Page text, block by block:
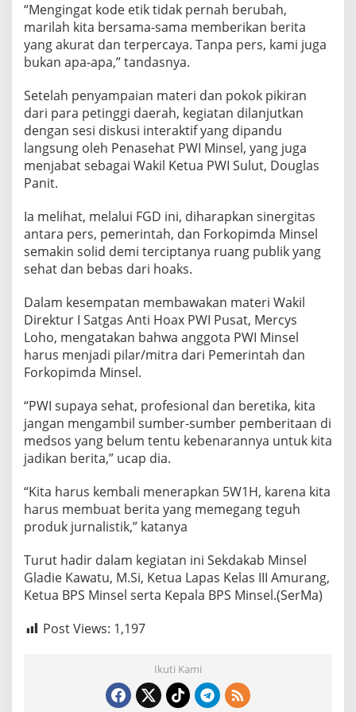
“Mengingat kode etik tidak pernah berubah,
marilah kita bersama-sama memberikan berita
yang akurat dan terpercaya. Tanpa pers, kami juga
bukan apa-apa,” tandasnya.
Setelah penyampaian materi dan pokok pikiran
dari para petinggi daerah, kegiatan dilanjutkan
dengan sesi diskusi interaktif yang dipandu
langsung oleh Penasehat PWI Minsel, yang juga
menjabat sebagai Wakil Ketua PWI Sulut, Douglas
Panit.
Ia melihat, melalui FGD ini, diharapkan sinergitas
antara pers, pemerintah, dan Forkopimda Minsel
semakin solid demi terciptanya ruang publik yang
sehat dan bebas dari hoaks.
Dalam kesempatan membawakan materi Wakil
Direktur I Satgas Anti Hoax PWI Pusat, Mercys
Loho, mengatakan bahwa anggota PWI Minsel
harus menjadi pilar/mitra dari Pemerintah dan
Forkopimda Minsel.
“PWI supaya sehat, profesional dan beretika, kita
jangan mengambil sumber-sumber pemberitaan di
medsos yang belum tentu kebenarannya untuk kita
jadikan berita,” ucap dia.
“Kita harus kembali menerapkan 5W1H, karena kita
harus membuat berita yang memegang teguh
produk jurnalistik,” katanya
Turut hadir dalam kegiatan ini Sekdakab Minsel
Gladie Kawatu, M.Si, Ketua Lapas Kelas III Amurang,
Ketua BPS Minsel serta Kepala BPS Minsel.(SerMa)
Post Views: 1,197
Ikuti Kami